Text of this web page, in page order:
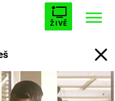
ŽIVĚ
UPÍRŮ
5